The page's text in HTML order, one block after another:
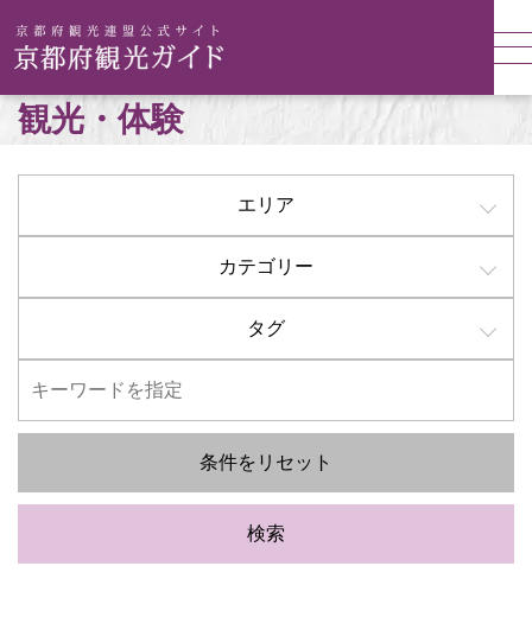
観光・体験
エリア
カテゴリー
タグ
条件をリセット
検索